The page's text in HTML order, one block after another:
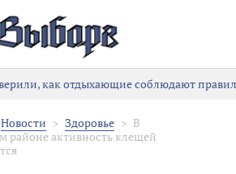
как отдыхающие соблюдают
Новости Здоровье
В
районе активность клещей